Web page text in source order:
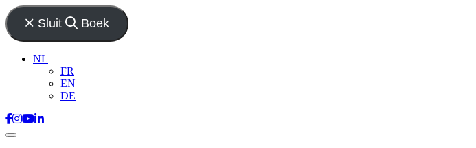
Sluit Boek
NL
FR
EN
DE